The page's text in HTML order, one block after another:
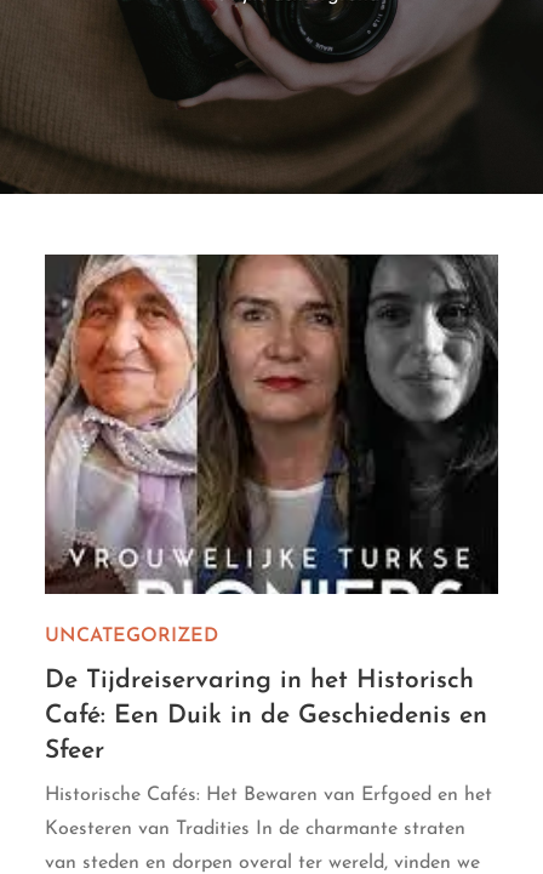
UNCATEGORIZED
De Tijdreiservaring in het Historisch
Café: Een Duik in de Geschiedenis en
Sfeer
Historische Cafés: Het Bewaren van Erfgoed en het
Koesteren van Tradities In de charmante straten
van steden en dorpen overal ter wereld, vinden we